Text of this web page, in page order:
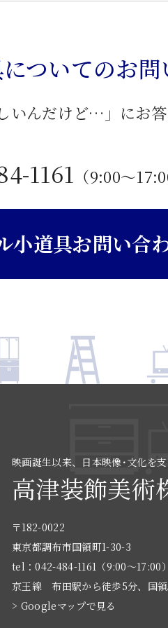
張
椅
個
ついてのお
いんだけど…」にお答
1161 （9:00〜
小道具お問い合
映画誕生以来、日本映像･文化を
高津装飾美術
〒182-0022
東京都調布市国領町1-30-3
tel：042-484-1161（9:00〜17:00）
京王線 布田駅から徒歩5分、国
> Googleマップで見る